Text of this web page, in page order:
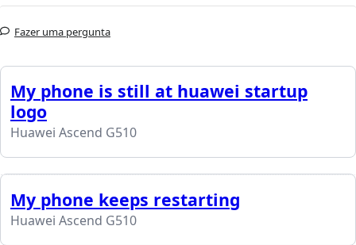
Fazer uma pergunta
My phone is still at huawei startup
logo
Huawei Ascend G510
My phone keeps restarting
Huawei Ascend G510